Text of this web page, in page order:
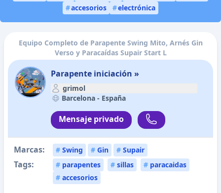
#accesorios #electrónica
Equipo Completo de Parapente Swing Mito, Arnés Gin
Verso y Paracaídas Supair Start L
Parapente iniciación »
grimol
Barcelona - España
Mensaje privado
Marcas: # Swing # Gin # Supair
Tags: # parapentes # sillas # paracaidas
# accesorios